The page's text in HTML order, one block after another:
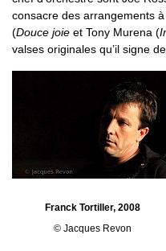
consacre des arrangements
(Douce joie et Tony Murena (
valses originales qu’il signe
Franck Tortiller, 2008
© Jacques Revon